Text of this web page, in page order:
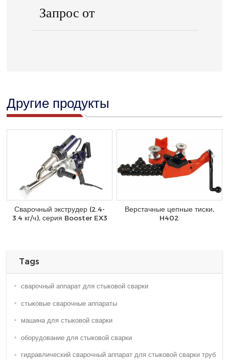
Запрос от
Другие продукты
Сварочный экструдер (2.4-
3.4 кг/ч), серия Booster EX3
Верстачные цепные тиски,
H402
Tags
сварочный аппарат для стыковой сварки
стыковые сварочные аппараты
машина для стыковой сварки
оборудование для стыковой сварки
гидравлический сварочный аппарат для стыковой сварки труб